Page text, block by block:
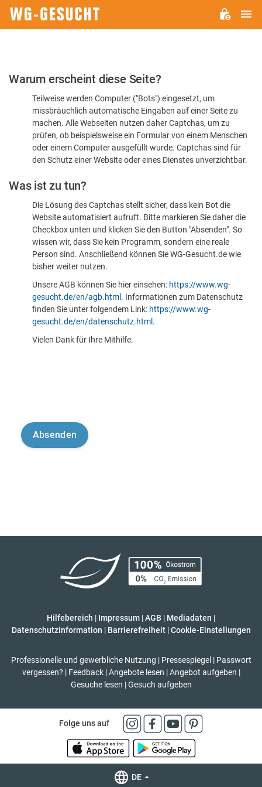
Bitte
dass
sind
Warum erscheint diese Seite?
Teilweise werden Computer ("Bots") eingesetzt, um
missbräuchlich automatische Eingaben auf einer Seite zu
machen. Alle Webseiten nutzen daher Captchas, um zu
prüfen, ob beispielsweise ein Formular von einem Menschen
oder einem Computer ausgefüllt wurde. Captchas sind für
den Schutz einer Website oder eines Dienstes unverzichtbar.
Was ist zu tun?
Die Lösung des Captchas stellt sicher, dass kein Bot die
Website automatisiert aufruft. Bitte markieren Sie daher die
Checkbox unten und klicken Sie den Button "Absenden". So
wissen wir, dass Sie kein Programm, sondern eine reale
Person sind. Anschließend können Sie WG-Gesucht.de wie
bisher weiter nutzen.
Unsere AGB können Sie hier einsehen: https://www.wg-
gesucht.de/en/agb.html . Informationen zum Datenschutz
finden Sie unter folgendem Link: https://www.wg-
gesucht.de/en/datenschutz.html .
Vielen Dank für Ihre Mithilfe.
Hilfebereich | Impressum |AGB | Mediadaten |
Datenschutzinformation | Barrierefreiheit | Cookie-Einstellungen
Professionelle und gewerbliche Nutzung | Pressespiegel | Passwort
vergessen? | Feedback | Angebote lesen | Angebot aufgeben |
Gesuche lesen | Gesuch aufgeben
Folge uns auf
DE